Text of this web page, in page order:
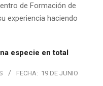
de Formación de
experiencia haciendo
especie en total
FECHA: 19 DE JUNIO